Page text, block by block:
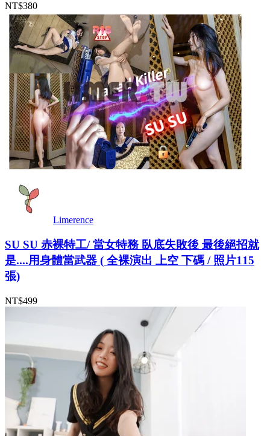
NT$380
Limerence
SU SU 赤裸特工/ 當女特務 臥底失敗後 最後絕招就
是....用身體當武器 ( 全裸演出 上空 下碼 / 照片115
張)
NT$499